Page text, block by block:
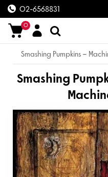
02-6568831
0
Smashing Pumpkins –
Smashing